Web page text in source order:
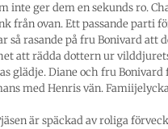
inte ger dem en sekunds ro.
från ovan. Ett passande parti
så rasande på fru Bonivard att
att rädda dottern ur
glädje. Diane och fru Bonivard
med Henris vän.
är späckad av roliga